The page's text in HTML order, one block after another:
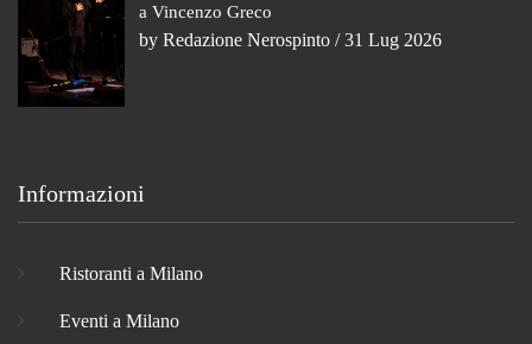
a Vincenzo Greco
by Redazione Nerospinto / 31 Lug 2026
Informazioni
Ristoranti a Milano
Eventi a Milano